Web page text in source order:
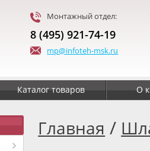
Монтажный отдел:
8 (495) 921-74-19
mp@infoteh-msk.ru
Каталог товаров О
Главная /